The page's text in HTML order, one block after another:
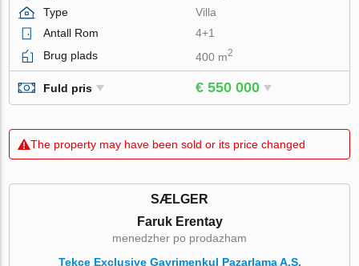
Type
Villa
Antall Rom
4+1
Brug plads
400 m2
Fuld pris € 550 000
The property may have been sold or its price changed
SÆLGER
Faruk Erentay
menedzher po prodazham
Tekce Exclusive Gayrimenkul Pazarlama A.Ş.